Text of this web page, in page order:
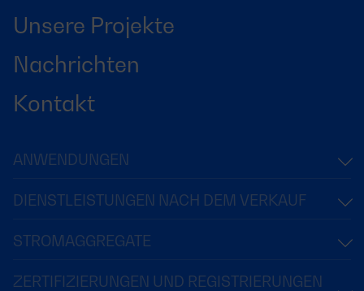
Unsere Projekte
Nachrichten
Kontakt
ANWENDUNGEN
DIENSTLEISTUNGEN NACH DEM VERKAUF
STROMAGGREGATE
ZERTIFIZIERUNGEN UND REGISTRIERUNGEN